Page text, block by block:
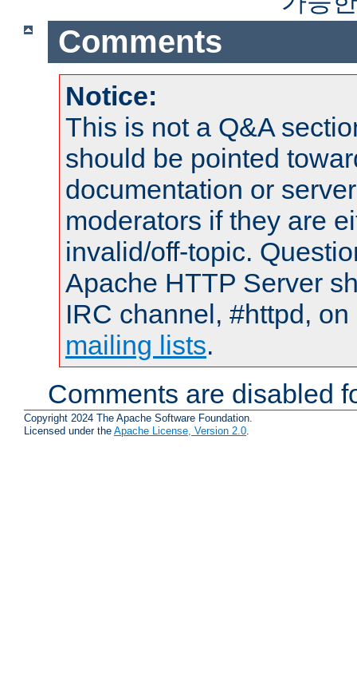
Comments
Notice:
This is not a Q&A
should be pointed
documentation or
moderators if they are
invalid/off-topic.
Apache HTTP Server
IRC channel, #httpd,
mailing lists.
Comments are disabled
Copyright 2024 The Apache Software Foundation.
Licensed under the Apache License, Version 2.0.